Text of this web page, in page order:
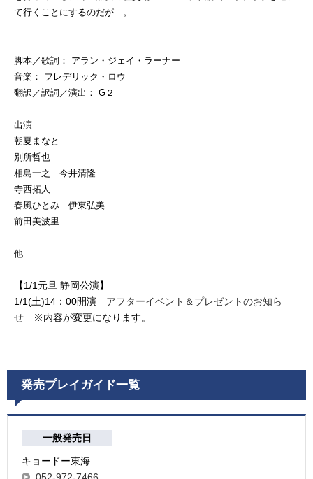
て行くことにするのだが…。
脚本／歌詞：
アラン・ジェイ・ラーナー
音楽：
フレデリック・ロウ
翻訳／訳詞／演出： G２
出演
朝夏まなと
別所哲也
相島一之 今井清隆
寺西拓人
春風ひとみ 伊東弘美
前田美波里
他
【1/1元旦 静岡公演】
1/1(土)14：00開演 アフターイベント＆プレゼントのお知ら
せ ※内容が変更になります。
発売プレイガイド一覧
一般発売日
キョードー東海